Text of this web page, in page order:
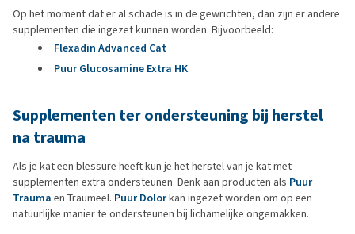
Op het moment dat er al schade is in de gewrichten, dan zijn er andere
supplementen die ingezet kunnen worden. Bijvoorbeeld:
Flexadin Advanced Cat
Puur Glucosamine Extra HK
Supplementen ter ondersteuning bij herstel
na trauma
Als je kat een blessure heeft kun je het herstel van je kat met
supplementen extra ondersteunen. Denk aan producten als Puur
Trauma en Traumeel. Puur Dolorkan ingezet worden om op een
natuurlijke manier te ondersteunen bij lichamelijke ongemakken.